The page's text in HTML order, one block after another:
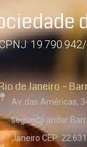
de Janeiro –
Av. das Américas,
segundo andar
Janeiro CEP: